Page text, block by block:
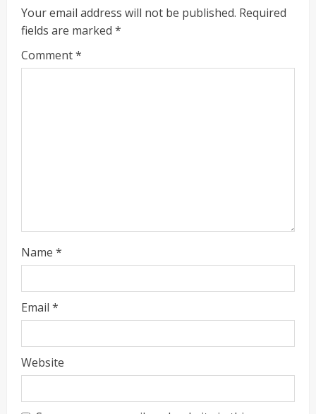
Your email address will not be published. Required
fields are marked *
Comment*
Name *
Email *
Website
2
ताज्या बातम्या राजकीय
यांनी घेतला आढावा
Maharashtra Majha News
August